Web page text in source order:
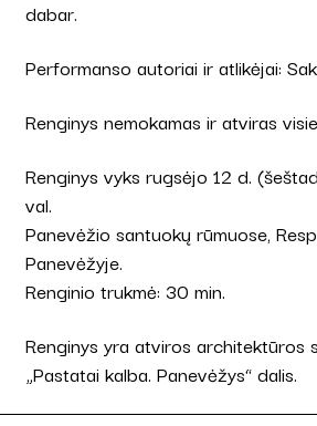
dabar.
Performanso autoriai ir atlikėjai:
Renginys nemokamas ir atviras
Renginys vyks rugsėjo 12 d.
val.
Panevėžio santuokų rūmuose,
Panevėžyje.
Renginio trukmė: 30 min.
Renginys yra atviros architektūros
„Pastatai kalba. Panevėžys“ dalis.